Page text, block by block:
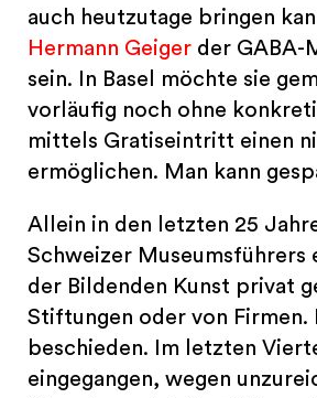
auch heutzutage bringen
Hermann Geiger der GABA-
sein. In Basel möchte sie
vorläufig noch ohne
mittels Gratiseintritt einen
ermöglichen. Man kann
Allein in den letzten 25
Schweizer Museumsführers
der Bildenden Kunst privat
Stiftungen oder von
beschieden. Im letzten
eingegangen, wegen